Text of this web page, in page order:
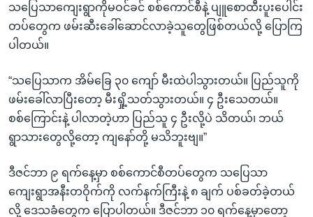
သပြေသာကျေးရွာကိုမဝင်ခင် စစ်ကောင်စီနဲ့ ပျူစောထီးပူးပေါင်း
တပ်တွေက ဖမ်းဆီးခေါ်ဆောင်လာခဲ့သူတွေဖြစ်တယ်လို့ ပြောကြ
ပါတယ်။
“သပြေသာက အိမ်ခြေ ၃၀ ကျော် မီးထဲပါသွားတယ်။ ပြည်သူကို
ဖမ်းခေါ်လာပြီးတော့ မီးရှို့သတ်သွားတယ်။ ၄ ဦးသေတယ်။
စစ်ကြောင်းနဲ့ ပါလာတဲ့ဟာ ပြည်သူ ၄ ဦးလို့ပဲ သိတယ်၊ ဘယ်
ရွာသားတွေလို့တော့ ကျနော်တို့ မသိဘူးဗျ။”
ဒီဇင်ဘာ ၉ ရက်နေ့မှာ စစ်ကောင်စီတပ်တွေက သပြေသာ
ကျေးရွာအနီးတဝိုက်ကို လက်နက်ကြီးနဲ့ ၈ ချက် ပစ်ခတ်ခဲ့တယ်
လို့ ဒေသခံတွေက ပြောပါတယ်။ ဒီဇင်ဘာ ၁၀ ရက်နေ့မှာတော့